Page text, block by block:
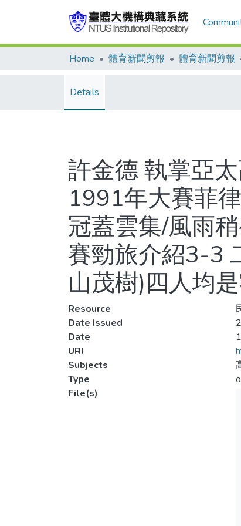
Home 體育新聞剪報 體育新聞剪報
Details
許金德 執掌亞
1991年大賽菲
冠蓋雲集/風雨
賽勁旅介紹3-3
山茂樹)四人均
Resource
Date Issued
Date
URI
Subjects
Type
File(s)